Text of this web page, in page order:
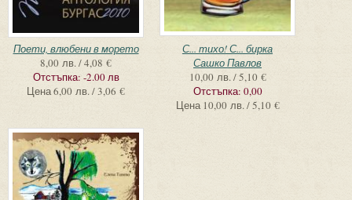
Поети, влюбени в морето
8,00 лв. / 4,08 €
Отстъпка: -2.00 лв
Цена6,00 лв. / 3,06 €
С... тихо! С... бирка
Сашко Павлов
10,00 лв. / 5,10 €
Отстъпка: 0,00
Цена 10,00 лв. / 5,10 €